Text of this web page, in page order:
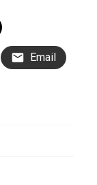
Email